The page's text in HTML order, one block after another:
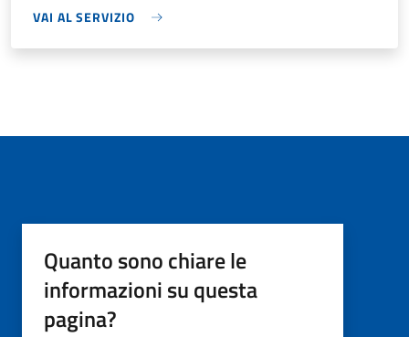
VAI AL SERVIZIO
Quanto sono chiare le
informazioni su questa
pagina?